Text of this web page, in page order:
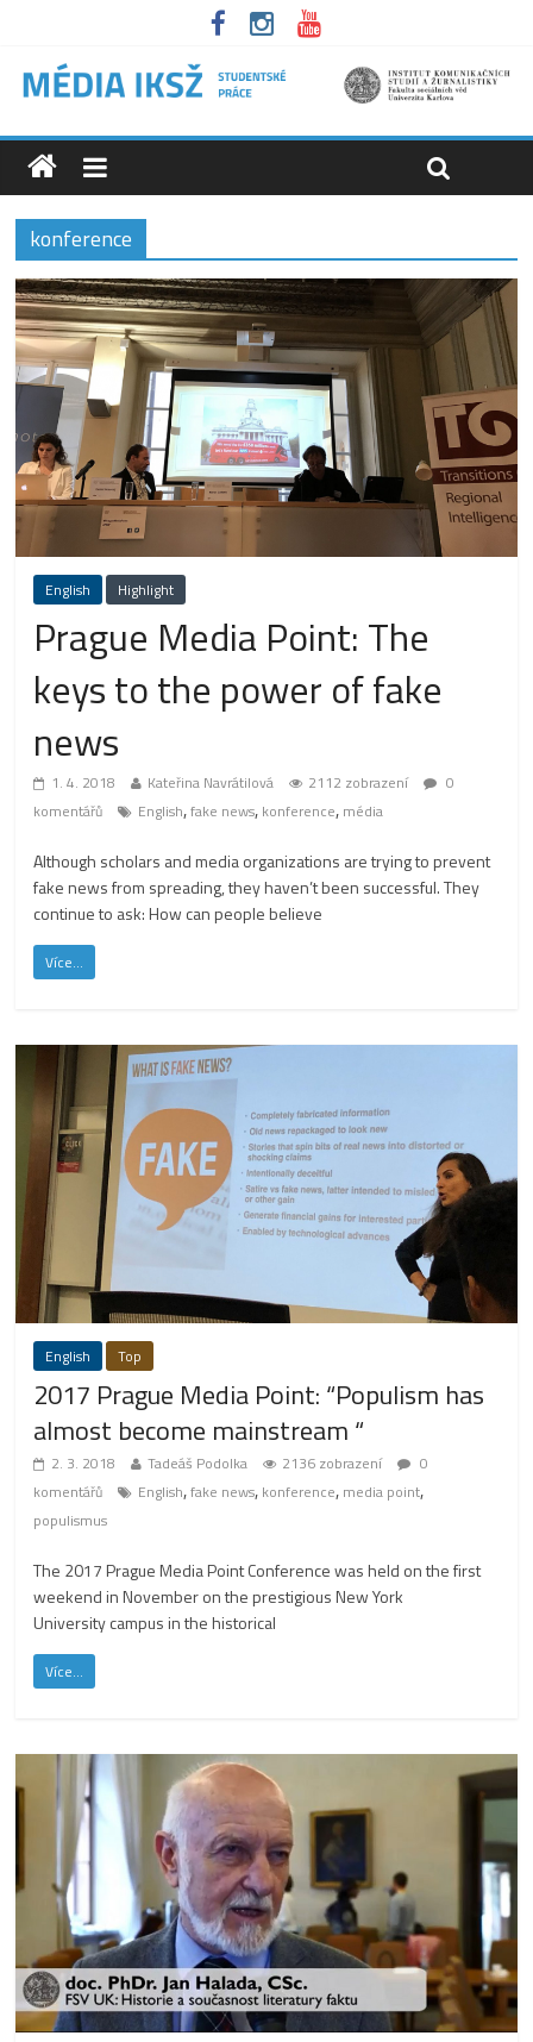
konference
English Highlight
Prague Media Point: The
keys to the power of fake
news
1. 4. 2018 Kateřina Navrátilová 2112 zobrazení
0
komentářů
English,fake news, konference, média
Although scholars and media organizations are trying to prevent
fake news from spreading, they haven’t been successful. They
continue to ask: How can people believe
Více...
English Top
2017 Prague Media Point: “Populism has
almost become mainstream “
2. 3. 2018 Tadeáš Podolka 2136 zobrazení
0
komentářů
English,fake news, konference, media point,
populismus
The 2017 Prague Media Point Conference was held on the first
weekend in November on the prestigious New York
University campus in the historical
Více...